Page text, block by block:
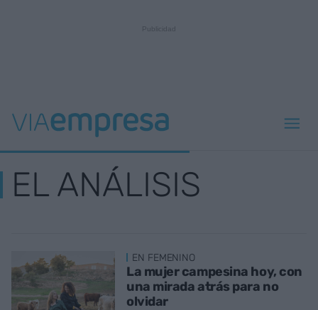
EL ANÁLISIS
EN FEMENINO
La mujer campesina hoy, con
una mirada atrás para no
olvidar